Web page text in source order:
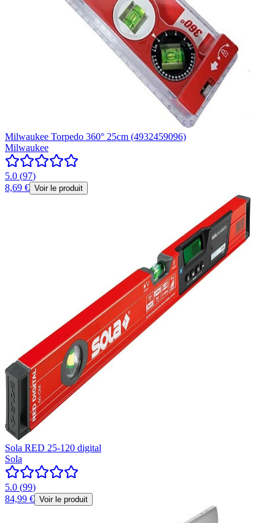
Milwaukee Torpedo 360° 25cm (4932459096)
Milwaukee
5.0 (97)
8,69 € Voir le produit
Sola RED 25-120 digital
Sola
5.0 (99)
84,99 € Voir le produit